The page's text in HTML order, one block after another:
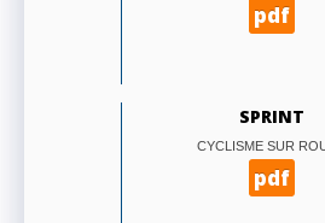
pdf
SPRINT
CYCLISME SUR
pdf